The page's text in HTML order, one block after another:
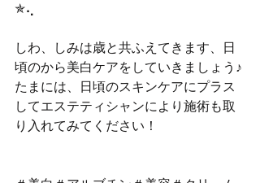
✯⢄
しわ、しみは歳と共ふえてきます、日
頃のから美白ケアをしていきましょう♪
たまには、日頃のスキンケアにプラス
してエステティシャンにより施術も取
り入れてみてください！